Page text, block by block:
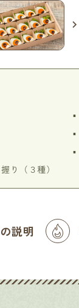
り（３種）
説明